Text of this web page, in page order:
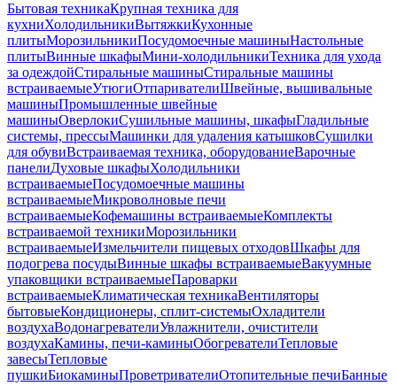
Бытовая техникаКрупная техника для
кухниХолодильникиВытяжкиКухонные
плитыМорозильникиПосудомоечные машиныНастольные
плитыВинные шкафыМини-холодильникиТехника для ухода
за одеждойСтиральные машиныСтиральные машины
встраиваемыеУтюгиОтпаривателиШвейные, вышивальные
машиныПромышленные швейные
машиныОверлокиСушильные машины, шкафыГладильные
системы, прессыМашинки для удаления катышковСушилки
для обувиВстраиваемая техника, оборудованиеВарочные
панелиДуховые шкафыХолодильники
встраиваемыеПосудомоечные машины
встраиваемыеМикроволновые печи
встраиваемыеКофемашины встраиваемыеКомплекты
встраиваемой техникиМорозильники
встраиваемыеИзмельчители пищевых отходовШкафы для
подогрева посудыВинные шкафы встраиваемыеВакуумные
упаковщики встраиваемыеПароварки
встраиваемыеКлиматическая техникаВентиляторы
бытовыеКондиционеры, сплит-системыОхладители
воздухаВодонагревателиУвлажнители, очистители
воздухаКамины, печи-каминыОбогревателиТепловые
завесыТепловые
пушкиБиокаминыПроветривателиОтопительные печиБанные